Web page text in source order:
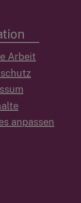
Arbeit
anpassen